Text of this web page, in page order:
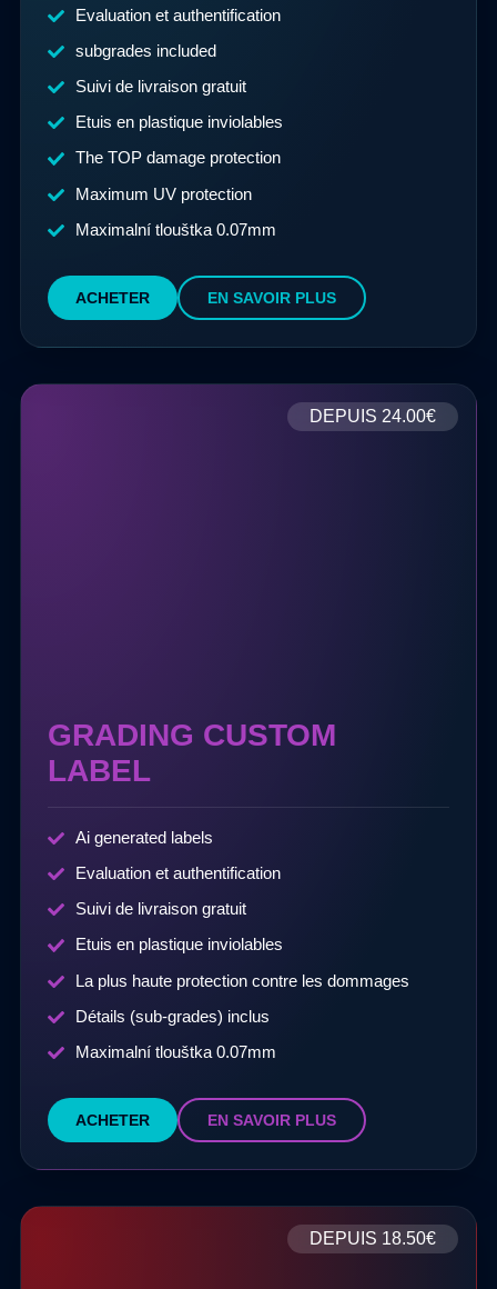
Evaluation et authentification
subgrades included
Suivi de livraison gratuit
Etuis en plastique inviolables
The TOP damage protection
Maximum UV protection
Maximalní tlouštka 0.07mm
ACHETER EN SAVOIR PLUS
GRADING CUSTOM
LABEL
DEPUIS 24.00€
Ai generated labels
Evaluation et authentification
Suivi de livraison gratuit
Etuis en plastique inviolables
La plus haute protection contre les dommages
Détails (sub-grades) inclus
Maximalní tlouštka 0.07mm
ACHETER EN SAVOIR PLUS
DEPUIS 18.50€